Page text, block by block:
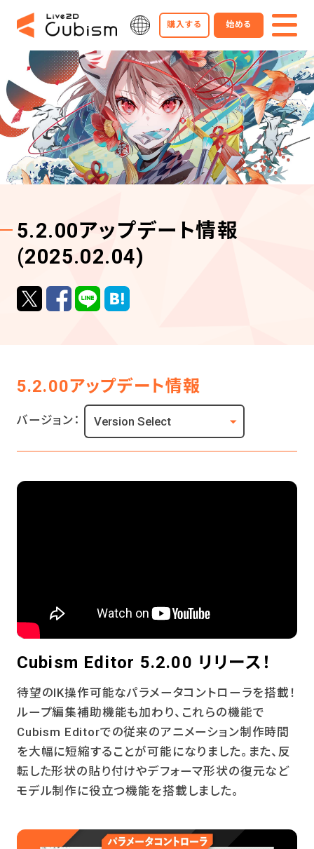
購入する 始める
5.2.00アップデート情報
(2025.02.04)
5.2.00アップデート情報
バージョン：
Cubism Editor 5.2.00 リリース！
待望のIK操作可能なパラメータコントローラを搭載！
ループ編集補助機能も加わり、これらの機能で
Cubism Editorでの従来のアニメーション制作時間
を大幅に短縮することが可能になりました。また、反
転した形状の貼り付けやデフォーマ形状の復元など
モデル制作に役立つ機能を搭載しました。